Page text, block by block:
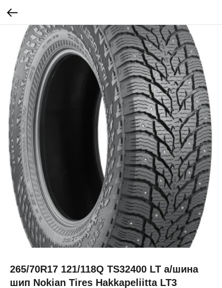
265/70R17 121/118Q TS32400 LT а/шина
шип Nokian Tires Hakkapeliitta LT3